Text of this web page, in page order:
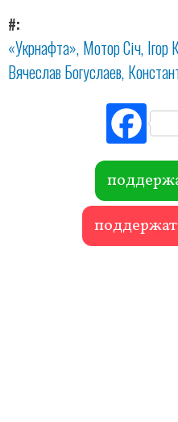
#
«Укрнафта» Мотор Січ Ігор
Вячеслав Богуслаев
ok